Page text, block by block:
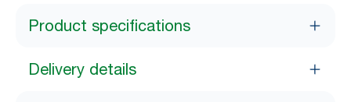
Product specifications
Delivery details